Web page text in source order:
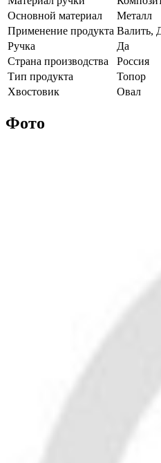
Основной материал
Металл
Применение продукта Валить,
Ручка
Да
Страна производства
Россия
Тип продукта
Топор
Хвостовик
Овал
Фото